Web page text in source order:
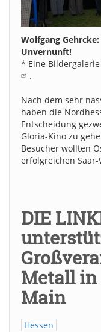
Wolfgang
Unvernunft!
* Eine
.
Nach dem sehr
haben die
Entscheidung
Gloria-Kino zu
Besucher wollten
erfolgreichen
DIE
Metall
Main
Hessen